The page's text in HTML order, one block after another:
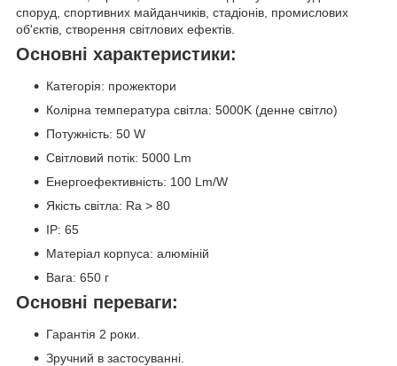
споруд, спортивних майданчиків, стадіонів, промислових
об'єктів, створення світлових ефектів.
Основні характеристики:
Категорія: прожектори
Колірна температура світла: 5000K (денне світло)
Потужність: 50 W
Світловий потік: 5000 Lm
Енергоефективність: 100 Lm/W
Якість світла: Ra > 80
IP: 65
Матеріал корпуса: алюміній
Вага: 650 г
Основні переваги:
Гарантія 2 роки.
Зручний в застосуванні.